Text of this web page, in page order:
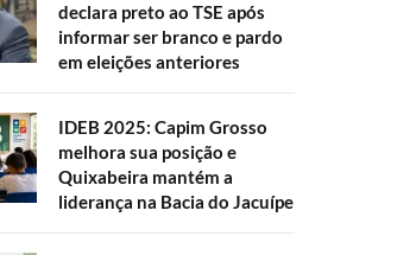
declara preto ao TSE após
informar ser branco e pardo
em eleições anteriores
IDEB 2025: Capim Grosso
melhora sua posição e
Quixabeira mantém a
liderança na Bacia do Jacuípe